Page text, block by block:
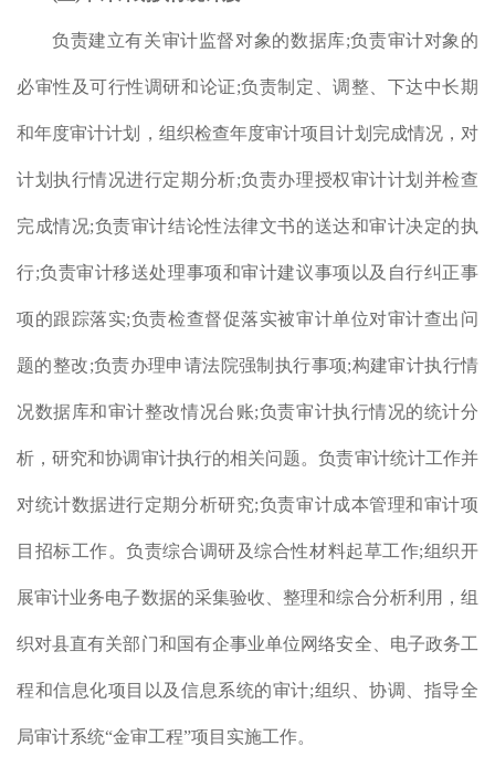
负责建立有关审计监督对象的数据库;负责审计对象的
必审性及可行性调研和论证;负责制定、调整、下达中长期
和年度审计计划，组织检查年度审计项目计划完成情况，对
计划执行情况进行定期分析;负责办理授权审计计划并检查
完成情况;负责审计结论性法律文书的送达和审计决定的执
行;负责审计移送处理事项和审计建议事项以及自行纠正事
项的跟踪落实;负责检查督促落实被审计单位对审计查出问
题的整改;负责办理申请法院强制执行事项;构建审计执行情
况数据库和审计整改情况台账;负责审计执行情况的统计分
析，研究和协调审计执行的相关问题。负责审计统计工作并
对统计数据进行定期分析研究;负责审计成本管理和审计项
目招标工作。负责综合调研及综合性材料起草工作;组织开
展审计业务电子数据的采集验收、整理和综合分析利用，组
织对县直有关部门和国有企事业单位网络安全、电子政务工
程和信息化项目以及信息系统的审计;组织、协调、指导全
局审计系统“金审工程”项目实施工作。